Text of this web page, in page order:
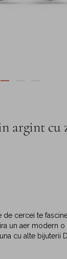
argint cu
cercei te
un aer modern o
cu alte bijuterii